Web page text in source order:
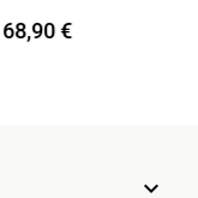
68,90 €
